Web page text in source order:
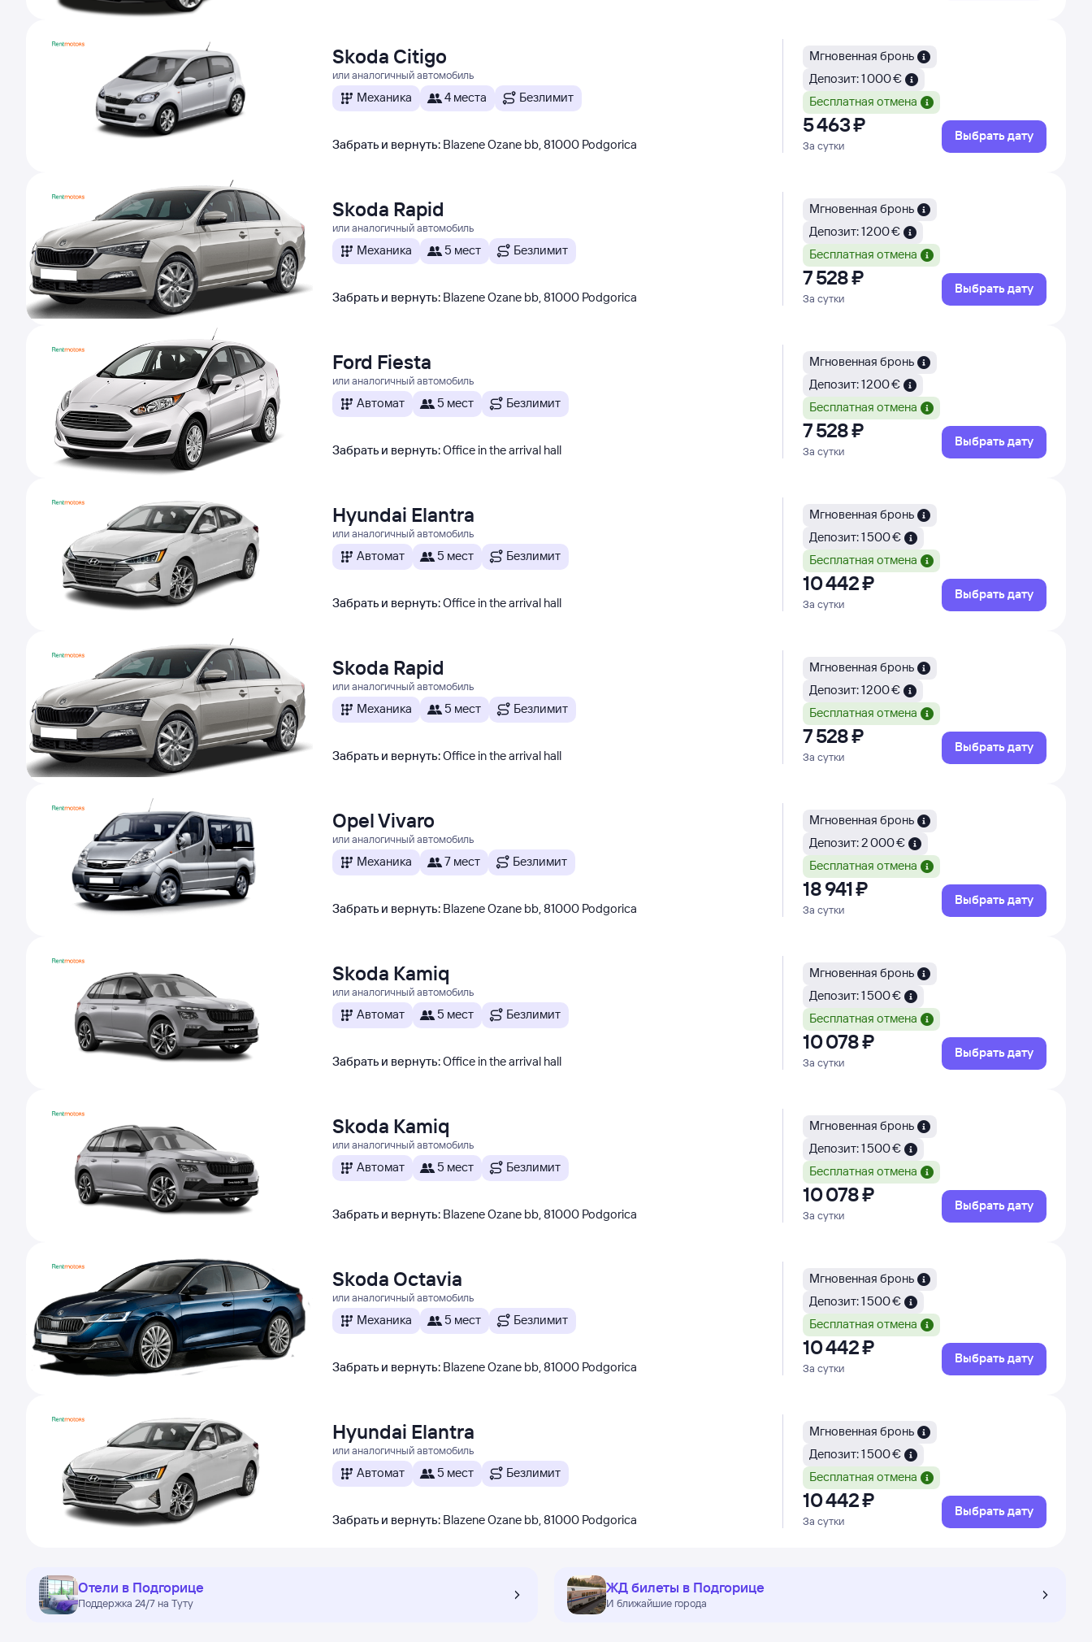
Skoda Citigo
или аналогичный автомобиль
Механика 4 места Безлимит
Забрать и вернуть: Blazene Ozane bb, 81000 Podgorica
Мгновенная бронь
Депозит: 1 000 €
Бесплатная отмена
5 ⁠463 ⁠₽
За сутки
Выбрать дату
Skoda Rapid
или аналогичный автомобиль
Механика 5 мест Безлимит
Забрать и вернуть: Blazene Ozane bb, 81000 Podgorica
Мгновенная бронь
Депозит: 1 200 €
Бесплатная отмена
7 ⁠528 ⁠₽
За сутки
Выбрать дату
Ford Fiesta
или аналогичный автомобиль
Автомат 5 мест Безлимит
Забрать и вернуть:Office in the arrival hall
Мгновенная бронь
Депозит: 1 200 €
Бесплатная отмена
7 ⁠528 ⁠₽
За сутки
Выбрать дату
Hyundai Elantra
или аналогичный автомобиль
Автомат 5 мест Безлимит
Забрать и вернуть:Office in the arrival hall
Мгновенная бронь
Депозит: 1 500 €
Бесплатная отмена
10 ⁠442 ⁠₽
За сутки
Выбрать дату
Skoda Rapid
или аналогичный автомобиль
Механика 5 мест Безлимит
Забрать и вернуть:Office in the arrival hall
Мгновенная бронь
Депозит: 1 200 €
Бесплатная отмена
7 ⁠528 ⁠₽
За сутки
Выбрать дату
Opel Vivaro
или аналогичный автомобиль
Механика 7 мест Безлимит
Забрать и вернуть: Blazene Ozane bb, 81000 Podgorica
Мгновенная бронь
Депозит: 2 000 €
Бесплатная отмена
18 ⁠941 ⁠₽
За сутки
Выбрать дату
Skoda Kamiq
или аналогичный автомобиль
Автомат 5 мест Безлимит
Забрать и вернуть:Office in the arrival hall
Мгновенная бронь
Депозит: 1 500 €
Бесплатная отмена
10 ⁠078 ⁠₽
За сутки
Выбрать дату
Skoda Kamiq
или аналогичный автомобиль
Автомат 5 мест Безлимит
Забрать и вернуть: Blazene Ozane bb, 81000 Podgorica
Мгновенная бронь
Депозит: 1 500 €
Бесплатная отмена
10 ⁠078 ⁠₽
За сутки
Выбрать дату
Skoda Octavia
или аналогичный автомобиль
Механика 5 мест Безлимит
Забрать и вернуть: Blazene Ozane bb, 81000 Podgorica
Мгновенная бронь
Депозит: 1 500 €
Бесплатная отмена
10 ⁠442 ⁠₽
За сутки
Выбрать дату
Hyundai Elantra
или аналогичный автомобиль
Автомат 5 мест Безлимит
Забрать и вернуть: Blazene Ozane bb, 81000 Podgorica
Мгновенная бронь
Депозит: 1 500 €
Бесплатная отмена
10 ⁠442 ⁠₽
За сутки
Выбрать дату
Отели в Подгорице
Поддержка 24/7 на Туту
ЖД билеты в Подгорице
И ближайшие города